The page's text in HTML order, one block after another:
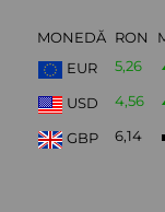
MONEDĂ RON
EUR
5,26
USD 4,56
GBP 6,14